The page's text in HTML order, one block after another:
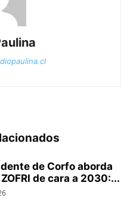
de Corfo aborda
de cara a 2030:...